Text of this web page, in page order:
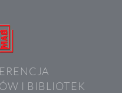
I BIBLIOTEK